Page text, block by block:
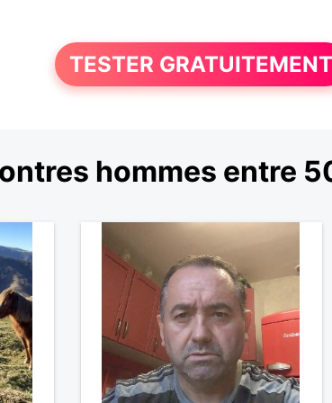
TESTER GRATUITEMENT
hommes entre